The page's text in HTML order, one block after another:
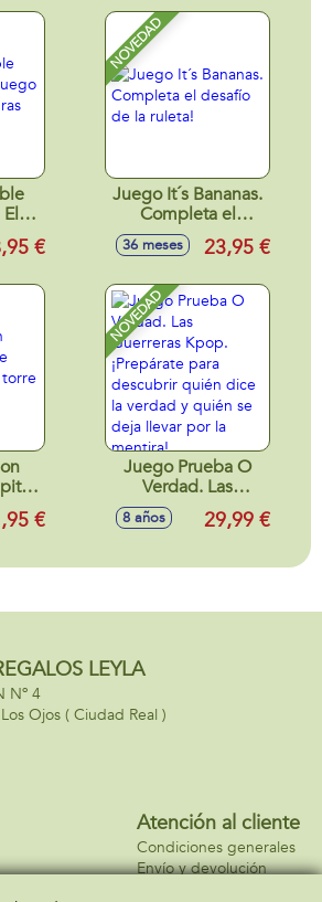
De €
NOVEDAD
Juego It´s Bananas.
Completa el
desafío de la ruleta!
36 meses 23,95 €
la €
NOVEDAD
Juego Prueba O
Verdad. Las
Guerreras Kpop.
¡Prepárate para
dice la verdad y
por la mentira!
8 años 29,99 €
LEYLA
Nº 4
Ojos ( Ciudad Real )
Atención al cliente
Condiciones generales
Envío y devolución